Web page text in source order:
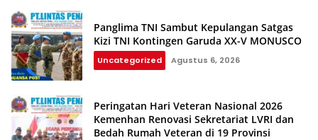
Panglima TNI Sambut Kepulangan Satgas
Kizi TNI Kontingen Garuda XX-V MONUSCO
Uncategorized Agustus 6, 2026
Peringatan Hari Veteran Nasional 2026
Kemenhan Renovasi Sekretariat LVRI dan
Bedah Rumah Veteran di 19 Provinsi